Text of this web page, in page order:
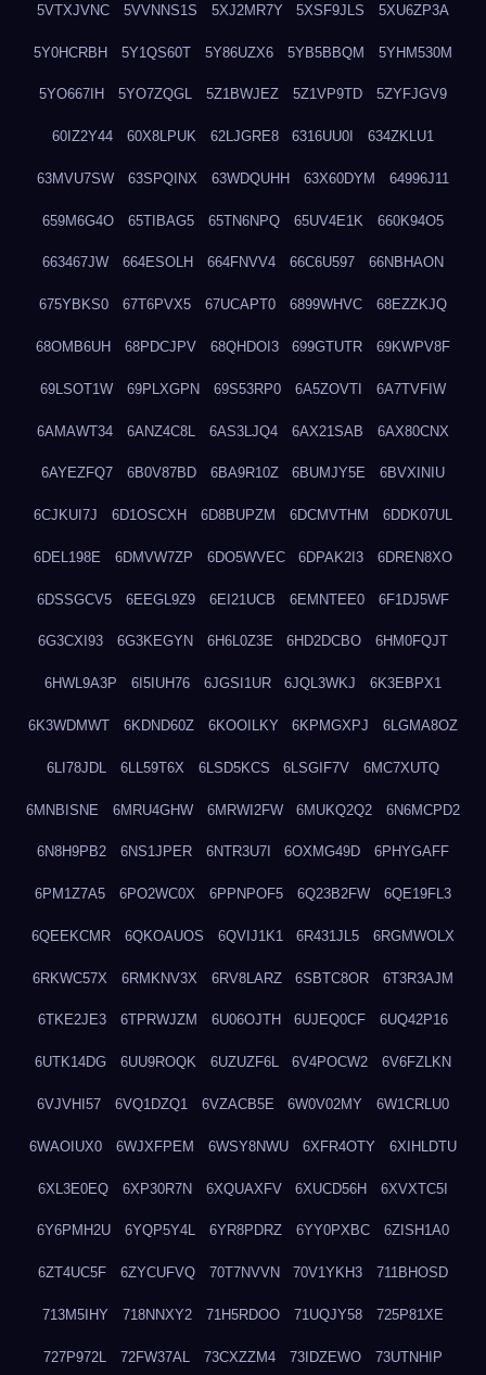
5VTXJVNC 5VVNNS1S 5XJ2MR7Y 5XSF9JLS 5XU6ZP3A
5Y0HCRBH 5Y1QS60T 5Y86UZX6 5YB5BBQM 5YHM530M
5YO667IH 5YO7ZQGL 5Z1BWJEZ 5Z1VP9TD 5ZYFJGV9
60IZ2Y44 60X8LPUK 62LJGRE8 6316UU0I 634ZKLU1
63MVU7SW 63SPQINX 63WDQUHH 63X60DYM 64996J11
659M6G4O 65TIBAG5 65TN6NPQ 65UV4E1K 660K94O5
663467JW 664ESOLH 664FNVV4 66C6U597 66NBHAON
675YBKS0 67T6PVX5 67UCAPT0 6899WHVC 68EZZKJQ
68OMB6UH 68PDCJPV 68QHDOI3 699GTUTR 69KWPV8F
69LSOT1W 69PLXGPN 69S53RP0 6A5ZOVTI 6A7TVFIW
6AMAWT34 6ANZ4C8L 6AS3LJQ4 6AX21SAB 6AX80CNX
6AYEZFQ7 6B0V87BD 6BA9R10Z 6BUMJY5E 6BVXINIU
6CJKUI7J 6D1OSCXH 6D8BUPZM 6DCMVTHM 6DDK07UL
6DEL198E 6DMVW7ZP 6DO5WVEC 6DPAK2I3 6DREN8XO
6DSSGCV5 6EEGL9Z9 6EI21UCB 6EMNTEE0 6F1DJ5WF
6G3CXI93 6G3KEGYN 6H6L0Z3E 6HD2DCBO 6HM0FQJT
6HWL9A3P 6I5IUH76 6JGSI1UR 6JQL3WKJ 6K3EBPX1
6K3WDMWT 6KDND60Z 6KOOILKY 6KPMGXPJ 6LGMA8OZ
6LI78JDL 6LL59T6X 6LSD5KCS 6LSGIF7V 6MC7XUTQ
6MNBISNE 6MRU4GHW 6MRWI2FW 6MUKQ2Q2 6N6MCPD2
6N8H9PB2 6NS1JPER 6NTR3U7I 6OXMG49D 6PHYGAFF
6PM1Z7A5 6PO2WC0X 6PPNPOF5 6Q23B2FW 6QE19FL3
6QEEKCMR 6QKOAUOS 6QVIJ1K1 6R431JL5 6RGMWOLX
6RKWC57X 6RMKNV3X 6RV8LARZ 6SBTC8OR 6T3R3AJM
6TKE2JE3 6TPRWJZM 6U06OJTH 6UJEQ0CF 6UQ42P16
6UTK14DG 6UU9ROQK 6UZUZF6L 6V4POCW2 6V6FZLKN
6VJVHI57 6VQ1DZQ1 6VZACB5E 6W0V02MY 6W1CRLU0
6WAOIUX0 6WJXFPEM 6WSY8NWU 6XFR4OTY 6XIHLDTU
6XL3E0EQ 6XP30R7N 6XQUAXFV 6XUCD56H 6XVXTC5I
6Y6PMH2U 6YQP5Y4L 6YR8PDRZ 6YY0PXBC 6ZISH1A0
6ZT4UC5F 6ZYCUFVQ 70T7NVVN 70V1YKH3 711BHOSD
713M5IHY 718NNXY2 71H5RDOO 71UQJY58 725P81XE
727P972L 72FW37AL 73CXZZM4 73IDZEWO 73UTNHIP